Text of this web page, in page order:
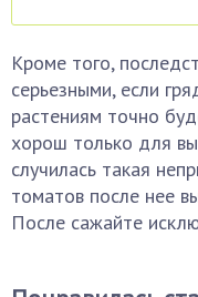
Кроме того,
серьезными, если
растениям точно
хорош только для
случилась такая
томатов после нее
После сажайте